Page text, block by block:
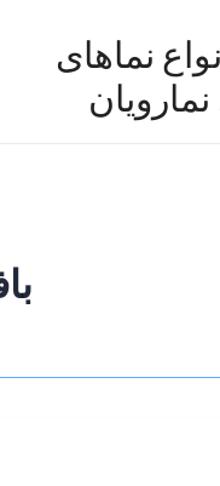
نماهای